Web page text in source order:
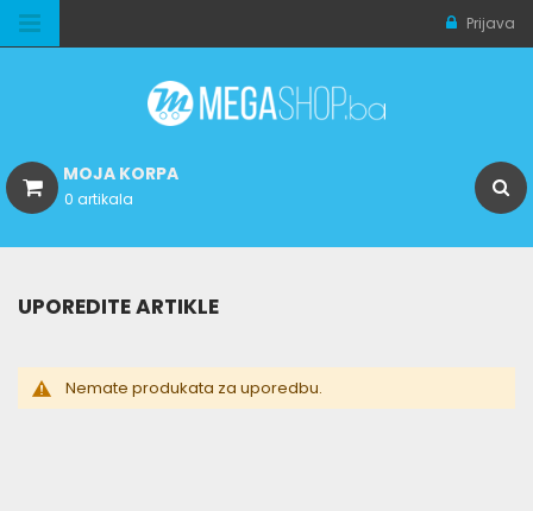
Prijava
MOJA KORPA
0 artikala
UPOREDITE ARTIKLE
Nemate produkata za uporedbu.